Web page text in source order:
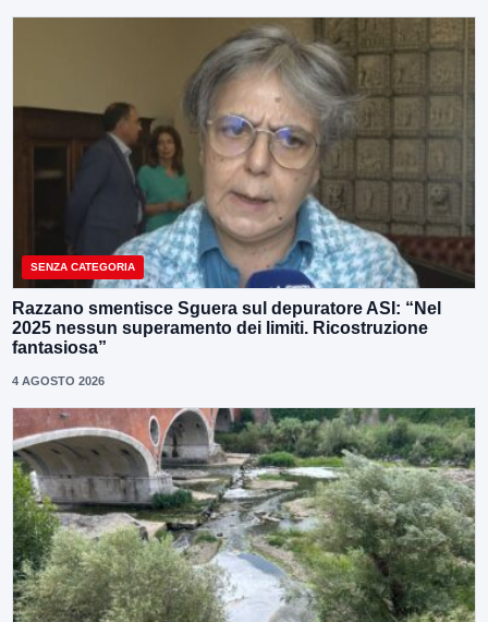
SENZA CATEGORIA
Razzano smentisce Sguera sul depuratore ASI: “Nel
2025 nessun superamento dei limiti. Ricostruzione
fantasiosa”
4 AGOSTO 2026